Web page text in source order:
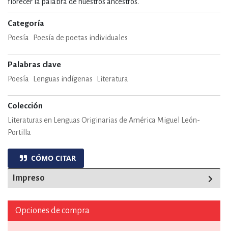
Categoría
Poesía Poesía de poetas individuales
Palabras clave
Poesía Lenguas indígenas Literatura
Colección
Literaturas en Lenguas Originarias de América Miguel León-
Portilla
CÓMO CITAR
Impreso
Opciones de compra